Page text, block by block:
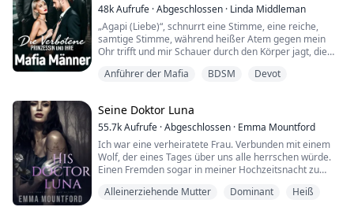
48kAufrufe ·Abgeschlossen · Linda Middleman
„Agapi (Liebe)“, schnurrt eine Stimme, eine reiche,
samtige Stimme, während heißer Atem gegen mein
Ohr trifft und mir Schauer durch den Körper jagt, die
„Bitte“, wimmere ich. Mein Verlangen nach ihnen
wächst.
„Bitte was?“, fragt eine andere Stimme.
„Was willst du? Sag es, ...
Anführer der Mafia BDSM Devot
Seine Doktor Luna
55.7kAufrufe ·Abgeschlossen · Emma Mountford
Ich war eine verheiratete Frau. Verbunden mit einem
Wolf, der eines Tages über uns alle herrschen würde.
Einen Fremden sogar in meiner Hochzeitsnacht zu
meiner Familie ein für alle Mal ruinieren. Es könnte
Alleinerziehende Mutter Dominant Heiß